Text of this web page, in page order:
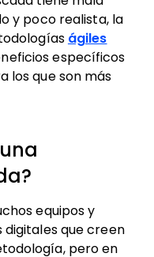
y poco realista, la
ágiles
específicos
los que son más
equipos y
que creen
pero en